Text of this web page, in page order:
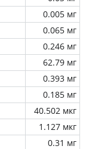
0.005 мг
0.065 мг
0.246 мг
62.79 мг
0.393 мг
0.185 мг
40.502 мкг
1.127 мкг
0.31 мг